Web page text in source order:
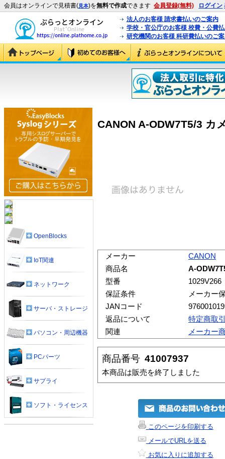
会員はオンラインで見積書(見本)を無料で作成できます 会員登録(無料) ログイン
法人のお客様 請求書払いのご案内
学校・官公庁のお客様 校費・公費
研究機関のお客様 科研費払いのご
CANON A-ODW7T5/3 カ
メーカー
CANON
商品名
A-
型番
1029V266
保証条件
メーカー
JANコード
返品について
特定商取
関連
メーカー
商品番号 41007937
本商品は販売を終了しました
このページを印刷する
メールでURLを送る
お気に入りに追加する
OpenBlocks
IoT関連
ネットワーク
サーバ・ストレージ
パソコン・周辺機器
PCパーツ
サプライ
ソフト・ライセンス